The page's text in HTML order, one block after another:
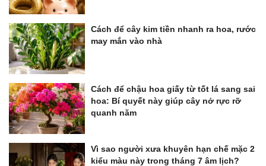
Cách để cây kim tiền nhanh ra hoa, rước
may mắn vào nhà
Cách để chậu hoa giấy từ tốt lá sang sai
hoa: Bí quyết này giúp cây nở rực rỡ
quanh năm
Vì sao người xưa khuyên hạn chế mặc 2
kiểu màu này trong tháng 7 âm lịch?